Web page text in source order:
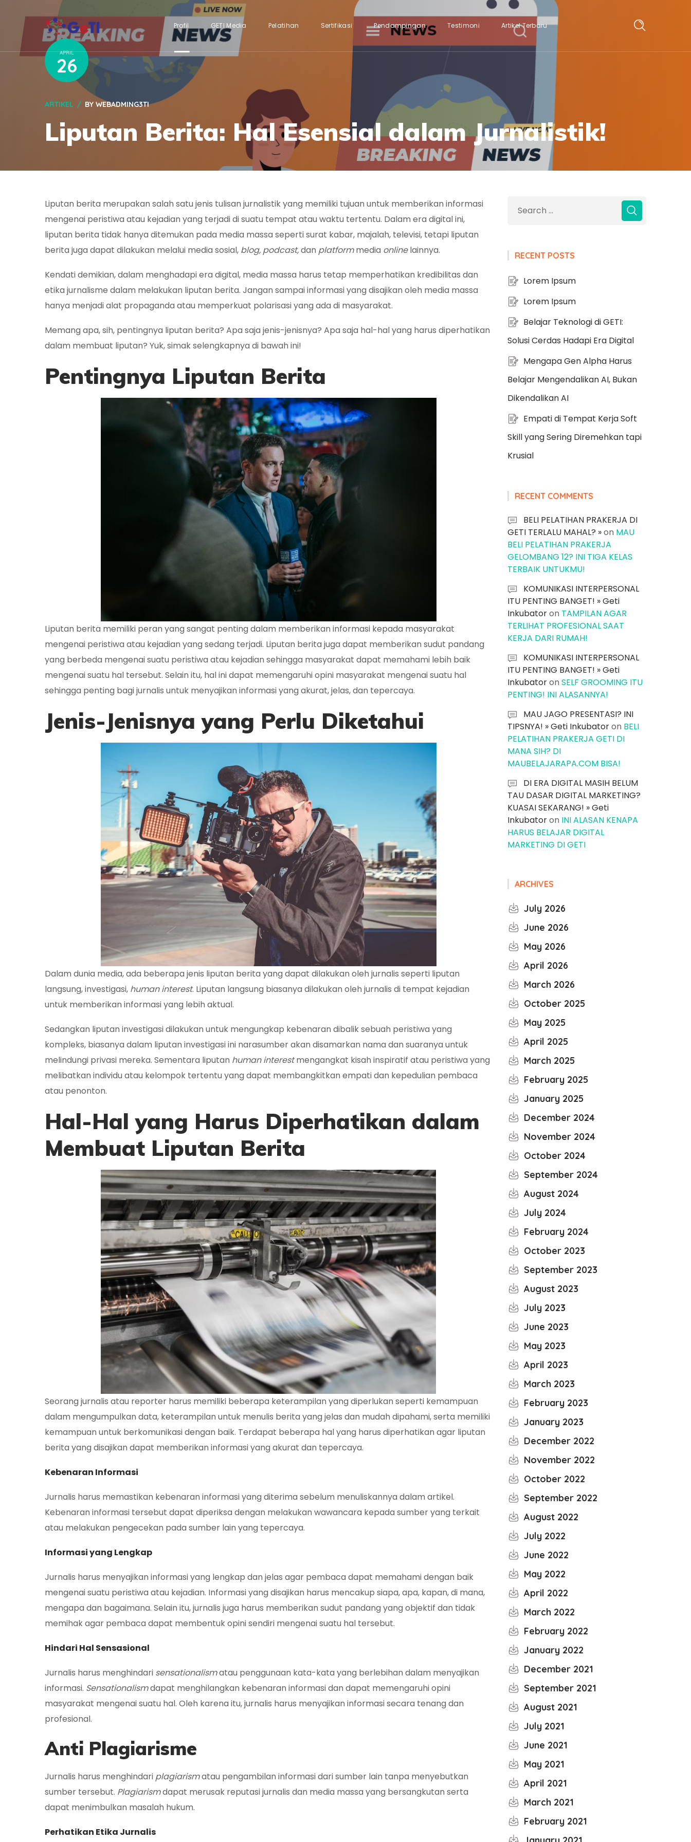
Profil GETI Media Pelatihan Sertifikasi Pendampingan Testimoni Artikel Terbaru
APRIL
26
ARTIKEL BY WEBADMING3TI
Liputan Berita: Hal Esensial dalam Jurnalistik!
Liputan berita merupakan salah satu jenis tulisan jurnalistik yang memiliki tujuan untuk memberikan informasi
mengenai peristiwa atau kejadian yang terjadi di suatu tempat atau waktu tertentu. Dalam era digital ini,
liputan berita tidak hanya ditemukan pada media massa seperti surat kabar, majalah, televisi, tetapi liputan
berita juga dapat dilakukan melalui media sosial, blog, podcast,dan platformmedia onlinelainnya.
Kendati demikian, dalam menghadapi era digital, media massa harus tetap memperhatikan kredibilitas dan
etika jurnalisme dalam melakukan liputan berita. Jangan sampai informasi yang disajikan oleh media massa
hanya menjadi alat propaganda atau memperkuat polarisasi yang ada di masyarakat.
Memang apa, sih, pentingnya liputan berita? Apa saja jenis-jenisnya? Apa saja hal-hal yang harus diperhatikan
dalam membuat liputan? Yuk, simak selengkapnya di bawah ini!
Pentingnya Liputan Berita
Liputan berita memiliki peran yang sangat penting dalam memberikan informasi kepada masyarakat
mengenai peristiwa atau kejadian yang sedang terjadi. Liputan berita juga dapat memberikan sudut pandang
yang berbeda mengenai suatu peristiwa atau kejadian sehingga masyarakat dapat memahami lebih baik
mengenai suatu hal tersebut. Selain itu, hal ini dapat memengaruhi opini masyarakat mengenai suatu hal
sehingga penting bagi jurnalis untuk menyajikan informasi yang akurat, jelas, dan tepercaya.
Jenis-Jenisnya yang Perlu Diketahui
Dalam dunia media, ada beberapa jenis liputan berita yang dapat dilakukan oleh jurnalis seperti liputan
langsung, investigasi, human interest. Liputan langsung biasanya dilakukan oleh jurnalis di tempat kejadian
untuk memberikan informasi yang lebih aktual.
Sedangkan liputan investigasi dilakukan untuk mengungkap kebenaran dibalik sebuah peristiwa yang
kompleks, biasanya dalam liputan investigasi ini narasumber akan disamarkan nama dan suaranya untuk
melindungi privasi mereka. Sementara liputan human interestmengangkat kisah inspiratif atau peristiwa yang
melibatkan individu atau kelompok tertentu yang dapat membangkitkan empati dan kepedulian pembaca
atau penonton.
Hal-Hal yang Harus Diperhatikan dalam
Membuat Liputan Berita
Seorang jurnalis atau reporter harus memiliki beberapa keterampilan yang diperlukan seperti kemampuan
dalam mengumpulkan data, keterampilan untuk menulis berita yang jelas dan mudah dipahami, serta memiliki
kemampuan untuk berkomunikasi dengan baik. Terdapat beberapa hal yang harus diperhatikan agar liputan
berita yang disajikan dapat memberikan informasi yang akurat dan tepercaya.
Kebenaran Informasi
Jurnalis harus memastikan kebenaran informasi yang diterima sebelum menuliskannya dalam artikel.
Kebenaran informasi tersebut dapat diperiksa dengan melakukan wawancara kepada sumber yang terkait
atau melakukan pengecekan pada sumber lain yang tepercaya.
Informasi yang Lengkap
Jurnalis harus menyajikan informasi yang lengkap dan jelas agar pembaca dapat memahami dengan baik
mengenai suatu peristiwa atau kejadian. Informasi yang disajikan harus mencakup siapa, apa, kapan, di mana,
mengapa dan bagaimana. Selain itu, jurnalis juga harus memberikan sudut pandang yang objektif dan tidak
memihak agar pembaca dapat membentuk opini sendiri mengenai suatu hal tersebut.
Hindari Hal Sensasional
Jurnalis harus menghindari sensationalismatau penggunaan kata-kata yang berlebihan dalam menyajikan
informasi. Sensationalismdapat menghilangkan kebenaran informasi dan dapat memengaruhi opini
masyarakat mengenai suatu hal. Oleh karena itu, jurnalis harus menyajikan informasi secara tenang dan
profesional.
Anti Plagiarisme
Jurnalis harus menghindari plagiarismatau pengambilan informasi dari sumber lain tanpa menyebutkan
sumber tersebut. Plagiarismdapat merusak reputasi jurnalis dan media massa yang bersangkutan serta
dapat menimbulkan masalah hukum.
Perhatikan Etika Jurnalis
RECENT POSTS
Lorem Ipsum
Lorem Ipsum
Belajar Teknologi di GETI:
Solusi Cerdas Hadapi Era Digital
Mengapa Gen Alpha Harus
Belajar Mengendalikan AI, Bukan
Dikendalikan AI
Empati di Tempat Kerja Soft
Skill yang Sering Diremehkan tapi
Krusial
RECENT COMMENTS
BELI PELATIHAN PRAKERJA DI
GETI TERLALU MAHAL? »on MAU
BELI PELATIHAN PRAKERJA
GELOMBANG 12? INI TIGA KELAS
TERBAIK UNTUKMU!
KOMUNIKASI INTERPERSONAL
ITU PENTING BANGET! » Geti
Inkubatoron TAMPILAN AGAR
TERLIHAT PROFESIONAL SAAT
KERJA DARI RUMAH!
KOMUNIKASI INTERPERSONAL
ITU PENTING BANGET! » Geti
Inkubatoron SELF GROOMING ITU
PENTING! INI ALASANNYA!
MAU JAGO PRESENTASI? INI
TIPSNYA! » Geti Inkubatoron BELI
PELATIHAN PRAKERJA GETI DI
MANA SIH? DI
MAUBELAJARAPA.COM BISA!
DI ERA DIGITAL MASIH BELUM
TAU DASAR DIGITAL MARKETING?
KUASAI SEKARANG! » Geti
Inkubatoron INI ALASAN KENAPA
HARUS BELAJAR DIGITAL
MARKETING DI GETI
ARCHIVES
July 2026
June 2026
May 2026
April 2026
March 2026
October 2025
May 2025
April 2025
March 2025
February 2025
January 2025
December 2024
November 2024
October 2024
September 2024
August 2024
July 2024
February 2024
October 2023
September 2023
August 2023
July 2023
June 2023
May 2023
April 2023
March 2023
February 2023
January 2023
December 2022
November 2022
October 2022
September 2022
August 2022
July 2022
June 2022
May 2022
April 2022
March 2022
February 2022
January 2022
December 2021
September 2021
August 2021
July 2021
June 2021
May 2021
April 2021
March 2021
February 2021